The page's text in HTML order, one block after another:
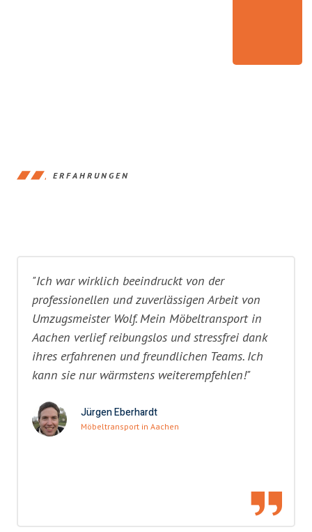
ERFAHRUNGEN
"Ich war wirklich beeindruckt von der
professionellen und zuverlässigen Arbeit von
Umzugsmeister Wolf. Mein Möbeltransport in
Aachen verlief reibungslos und stressfrei dank
ihres erfahrenen und freundlichen Teams. Ich
kann sie nur wärmstens weiterempfehlen!"
Jürgen Eberhardt
Möbeltransport in Aachen